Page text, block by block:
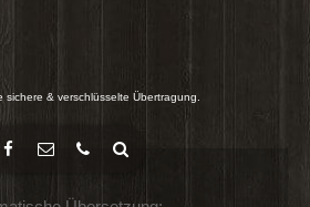
& verschlüsselte Übertragung.